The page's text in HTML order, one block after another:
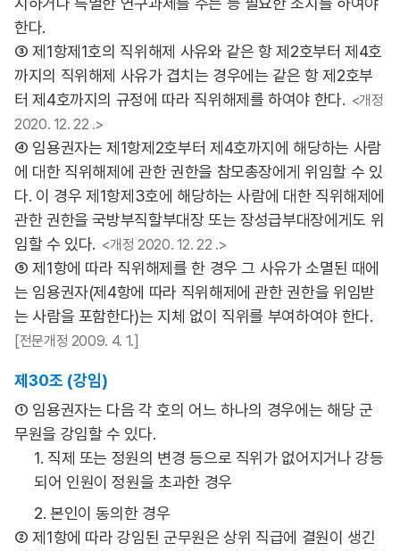
한다.
③ 제1항제1호의 직위해제 사유와 같은 항 제2호부터 제4호
까지의 직위해제 사유가 겹치는 경우에는 같은 항 제2호부
터 제4호까지의 규정에 따라 직위해제를 하여야 한다. <개정
2020. 12. 22 .>
④ 임용권자는 제1항제2호부터 제4호까지에 해당하는 사람
에 대한 직위해제에 관한 권한을 참모총장에게 위임할 수 있
다. 이 경우 제1항제3호에 해당하는 사람에 대한 직위해제에
관한 권한을 국방부직할부대장 또는 장성급부대장에게도 위
임할 수 있다. <개정 2020. 12. 22 .>
⑤ 제1항에 따라 직위해제를 한 경우 그 사유가 소멸된 때에
는 임용권자(제4항에 따라 직위해제에 관한 권한을 위임받
는 사람을 포함한다)는 지체 없이 직위를 부여하여야 한다.
[전문개정 2009. 4. 1.]
제30조 (강임)
① 임용권자는 다음 각 호의 어느 하나의 경우에는 해당 군
무원을 강임할 수 있다.
1. 직제 또는 정원의 변경 등으로 직위가 없어지거나 강등
되어 인원이 정원을 초과한 경우
2. 본인이 동의한 경우
② 제1항에 따라 강임된 군무원은 상위 직급에 결원이 생긴